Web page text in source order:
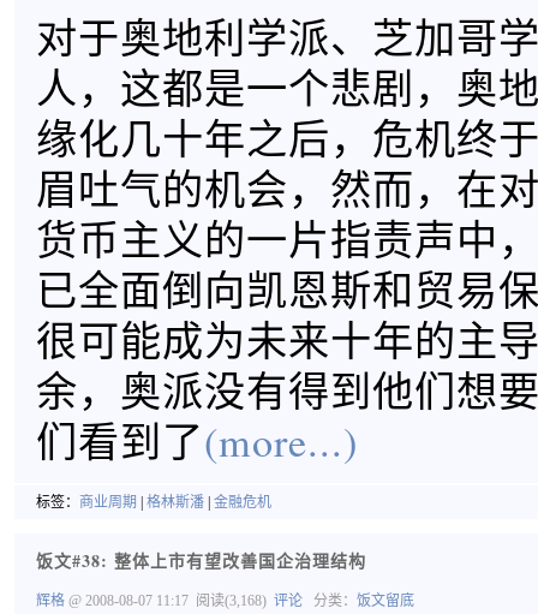
对于奥地利学派、芝加哥
人，这都是一个悲剧，奥
缘化几十年之后，危机终
眉吐气的机会，然而，在
货币主义的一片指责声中
已全面倒向凯恩斯和贸易
很可能成为未来十年的主
余，奥派没有得到他们想
们看到了(more...)
标签： 商业周期 格林斯潘 金融危机
饭文#38: 整体上市有望改善国企治理结构
辉格 @ 2008-08-07 11:17 阅读(3,168) 评论 分类： 饭文留底